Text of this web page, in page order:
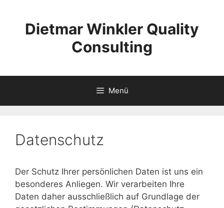
springenDietmar Winkler Quality
Consulting
Menü
Datenschutz
Der Schutz Ihrer persönlichen Daten ist uns ein
besonderes Anliegen. Wir verarbeiten Ihre
Daten daher ausschließlich auf Grundlage der